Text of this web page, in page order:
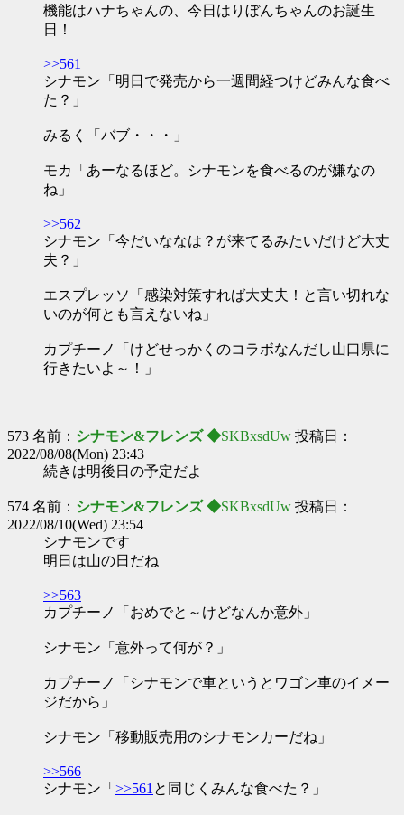
機能はハナちゃんの、今日はりぼんちゃんのお誕生
日！
>>561
シナモン「明日で発売から一週間経つけどみんな食べ
た？」
みるく「バブ・・・」
モカ「あーなるほど。シナモンを食べるのが嫌なの
ね」
>>562
シナモン「今だいななは？が来てるみたいだけど大丈
夫？」
エスプレッソ「感染対策すれば大丈夫！と言い切れな
いのが何とも言えないね」
カプチーノ「けどせっかくのコラボなんだし山口県に
行きたいよ～！」
573 名前： シナモン&フレンズ ◆SKBxsdUw 投稿日：
2022/08/08(Mon) 23:43
続きは明後日の予定だよ
574 名前： シナモン&フレンズ ◆SKBxsdUw 投稿日：
2022/08/10(Wed) 23:54
シナモンです
明日は山の日だね
>>563
カプチーノ「おめでと～けどなんか意外」
シナモン「意外って何が？」
カプチーノ「シナモンで車というとワゴン車のイメー
ジだから」
シナモン「移動販売用のシナモンカーだね」
>>566
シナモン「 >>561 と同じくみんな食べた？」